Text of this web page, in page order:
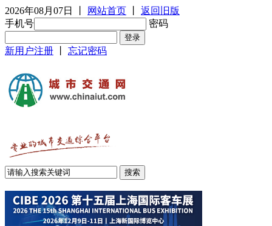
2026年08月07日 网站首页
返回旧版
手机号
密码
新用户注册 忘记密码